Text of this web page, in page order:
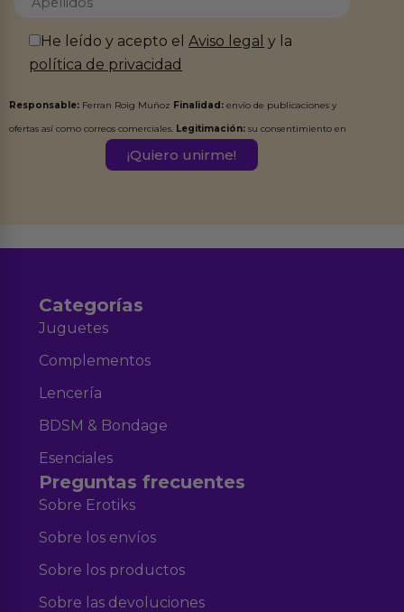
He leído y acepto elAviso legal y la
política de privacidad
Responsable: Ferran Roig Muñoz Finalidad: envío de publicaciones y
ofertas así como correos comerciales. Legitimación: su consentimiento en
Destinatarios:Ferran Roig Muñoz. Podrás ejercer tus
Categorías
Juguetes
Complementos
Lencería
BDSM & Bondage
Esenciales
Preguntas frecuentes
Sobre Erotiks
Sobre los envíos
Sobre los productos
Sobre las devoluciones